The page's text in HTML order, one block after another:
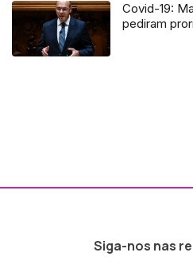
Covid-19:
pediram
Siga-nos nas